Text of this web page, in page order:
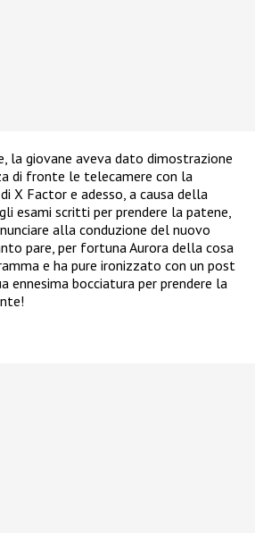
la giovane aveva dato dimostrazione
di fronte le telecamere con la
X Factor e adesso, a causa della
esami scritti per prendere la patene,
alla conduzione del nuovo
pare, per fortuna Aurora della cosa
e ha pure ironizzato con un post
ennesima bocciatura per prendere la